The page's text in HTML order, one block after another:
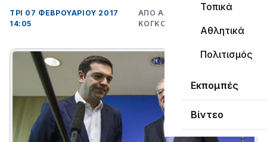
Τοπικά
Αθλητικά
Πολιτισμός
Εκπομπές
Βίντεο
ΤΡΊ 07 ΦΕΒΡΟΥΑΡΊΟΥ 2017
14:05
ΑΠΌ ΑΛΈΞΑΝΔΡΟΣ
ΚΟΓΚΌΛΗΣ